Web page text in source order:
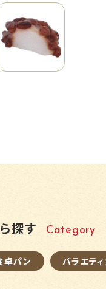
探す Category
卓パン バラエテ